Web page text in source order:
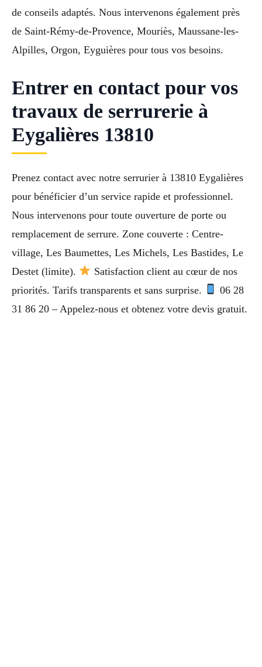
de conseils adaptés. Nous intervenons également près
de Saint-Rémy-de-Provence, Mouriès, Maussane-les-
Alpilles, Orgon, Eyguières pour tous vos besoins.
Entrer en contact pour vos
travaux de serrurerie à
Eygalières 13810
Prenez contact avec notre serrurier à 13810 Eygalières
pour bénéficier d’un service rapide et professionnel.
Nous intervenons pour toute ouverture de porte ou
remplacement de serrure. Zone couverte : Centre-
village, Les Baumettes, Les Michels, Les Bastides, Le
Destet (limite).
Satisfaction client au cœur de nos
priorités. Tarifs transparents et sans surprise.
06 28
31 86 20 – Appelez-nous et obtenez votre devis gratuit.